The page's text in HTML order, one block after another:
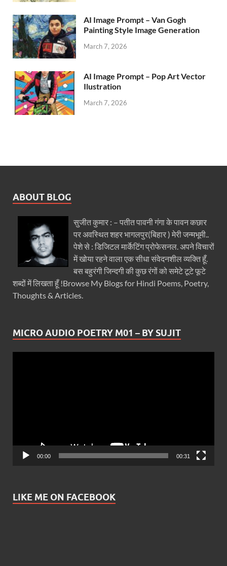
AI Image Prompt – Van Gogh
Painting Style Image Generation
March 7, 2026
AI Image Prompt – Pop Art Vector
Ilustration
March 7, 2026
ABOUT BLOG
सुजीत कुमार : – पतीत पावनी गंगा के पावन कछार
पर अवस्थित शहर भागलपुर(बिहार ) मेरी जन्मभूमी..
पेशे से : डिजिटल मार्केटिंग प्रोफेसनल. अपने विचारों
में खोया रहने वाला एक सीधा संवेदनशील व्यक्ति हूँ.
बस बहुरंगी जिन्दगी की कुछ रंगों को समेटे टूटे फूटे
शब्दों में लिखता हूँ !Browse My Blogs for Hindi Poems, Poetry,
Thoughts & Articles.
MICRO AUDIO POETRY M01 – BY SUJIT
00:00 00:31
LIKE ME ON FACEBOOK